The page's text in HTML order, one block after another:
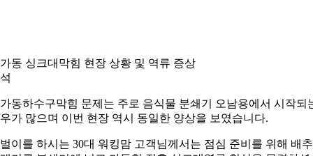
동 싱크대막힘 현장 상황 및 역류 증상
동하수구막힘 문제는 주로 음식물 분쇄기 오남용에서 시작되
가 많으며 이번 현장 역시 동일한 양상을 보였습니다.
이를 하시는 30대 워킹맘 고객님께서는 점심 준비를 위해 배추